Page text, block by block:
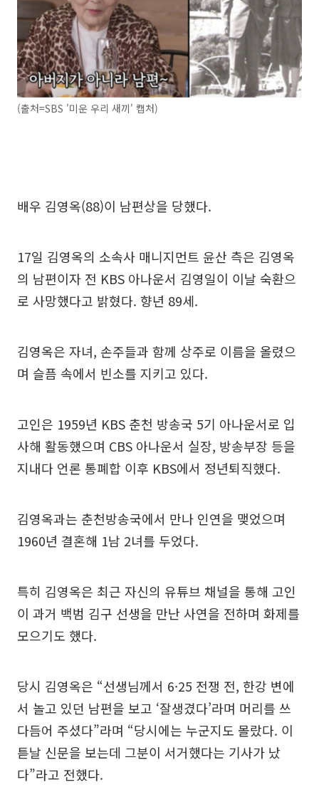
(출처=SBS '미운 우리 새끼' 캡처)
배우 김영옥(88)이 남편상을 당했다.
17일 김영옥의 소속사 매니지먼트 윤산 측은 김영옥
의 남편이자 전 KBS 아나운서 김영일이 이날 숙환으
로 사망했다고 밝혔다. 향년 89세.
김영옥은 자녀, 손주들과 함께 상주로 이름을 올렸으
며 슬픔 속에서 빈소를 지키고 있다.
고인은 1959년 KBS 춘천 방송국 5기 아나운서로 입
사해 활동했으며 CBS 아나운서 실장, 방송부장 등을
지내다 언론 통폐합 이후 KBS에서 정년퇴직했다.
김영옥과는 춘천방송국에서 만나 인연을 맺었으며
1960년 결혼해 1남 2녀를 두었다.
특히 김영옥은 최근 자신의 유튜브 채널을 통해 고인
이 과거 백범 김구 선생을 만난 사연을 전하며 화제를
모으기도 했다.
당시 김영옥은 “선생님께서 6·25 전쟁 전, 한강 변에
서 놀고 있던 남편을 보고 ‘잘생겼다’라며 머리를 쓰
다듬어 주셨다”라며 “당시에는 누군지도 몰랐다. 이
튿날 신문을 보는데 그분이 서거했다는 기사가 났
다”라고 전했다.